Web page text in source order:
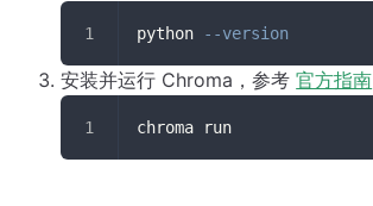
python --version
安装并运行 Chroma，参考官方指南
chroma run